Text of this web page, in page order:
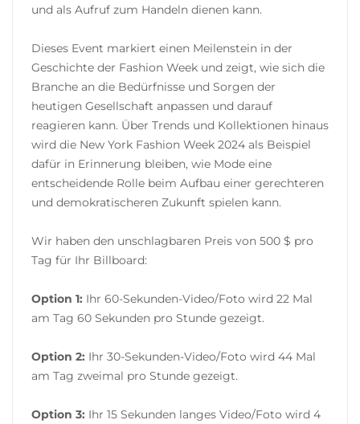
und als Aufruf zum Handeln dienen kann.
Dieses Event markiert einen Meilenstein in der
Geschichte der Fashion Week und zeigt, wie sich die
Branche an die Bedürfnisse und Sorgen der
heutigen Gesellschaft anpassen und darauf
reagieren kann. Über Trends und Kollektionen hinaus
wird die New York Fashion Week 2024 als Beispiel
dafür in Erinnerung bleiben, wie Mode eine
entscheidende Rolle beim Aufbau einer gerechteren
und demokratischeren Zukunft spielen kann.
Wir haben den unschlagbaren Preis von 500 $ pro
Tag für Ihr Billboard:
Option 1: Ihr 60-Sekunden-Video/Foto wird 22 Mal
am Tag 60 Sekunden pro Stunde gezeigt.
Option 2: Ihr 30-Sekunden-Video/Foto wird 44 Mal
am Tag zweimal pro Stunde gezeigt.
Option 3: Ihr 15 Sekunden langes Video/Foto wird 4